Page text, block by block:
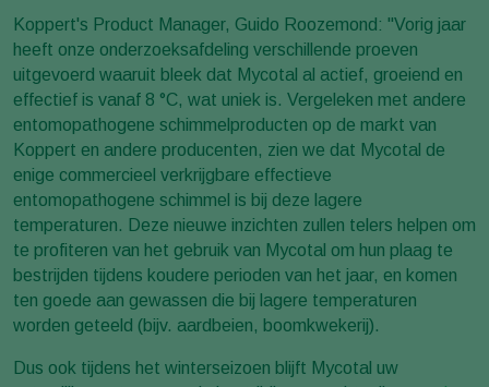
Koppert's Product Manager, Guido Roozemond: "Vorig jaar
heeft onze onderzoeksafdeling verschillende proeven
uitgevoerd waaruit bleek dat Mycotal al actief, groeiend en
effectief is vanaf 8 °C, wat uniek is. Vergeleken met andere
entomopathogene schimmelproducten op de markt van
Koppert en andere producenten, zien we dat Mycotal de
enige commercieel verkrijgbare effectieve
entomopathogene schimmel is bij deze lagere
temperaturen. Deze nieuwe inzichten zullen telers helpen om
te profiteren van het gebruik van Mycotal om hun plaag te
bestrijden tijdens koudere perioden van het jaar, en komen
ten goede aan gewassen die bij lagere temperaturen
worden geteeld (bijv. aardbeien, boomkwekerij).
Dus ook tijdens het winterseizoen blijft Mycotal uw